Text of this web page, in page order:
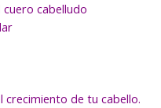
cuero cabelludo
crecimiento de tu cabello.